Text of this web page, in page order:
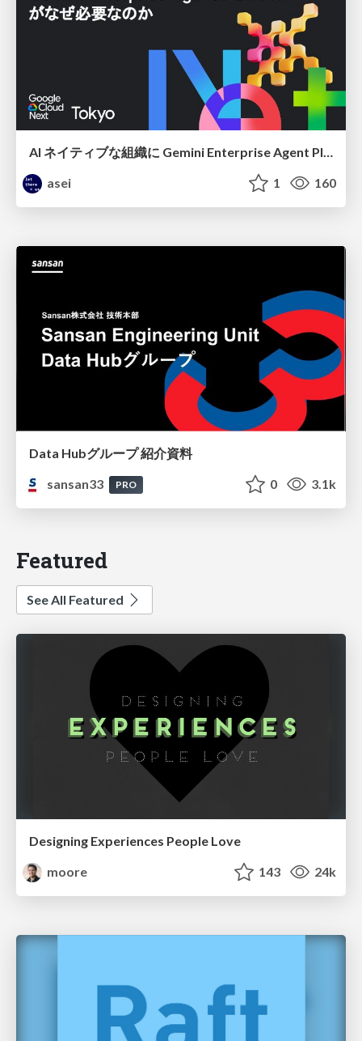
asei
1 160
Data Hubグループ 紹介資料
sansan33
PRO 0 3.1k
Featured
See All Featured
Designing Experiences People Love
moore
143 24k